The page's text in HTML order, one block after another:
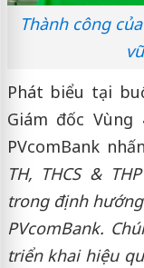
Thành công
Phát biểu tại
Giám đốc Vùng
PVcomBank
TH, THCS &
trong định
PVcomBank.
triển khai hiệu